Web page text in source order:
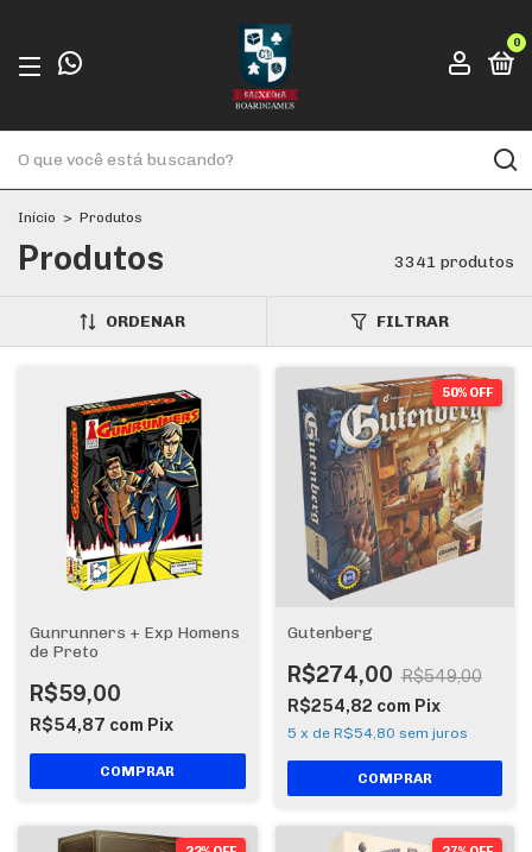
0
Início > Produtos
Produtos 3341 produtos
ORDENAR FILTRAR
Gunrunners + Exp Homens
de Preto
R$59,00
R$54,87 com Pix
50% OFF
Gutenberg
R$274,00 R$549,00
R$254,82 com Pix
5 x de R$54,80 sem juros